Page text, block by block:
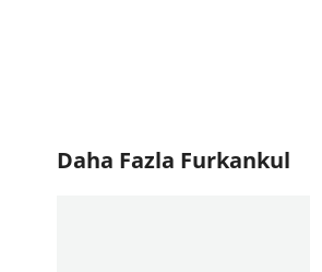
Daha Fazla Furkankul